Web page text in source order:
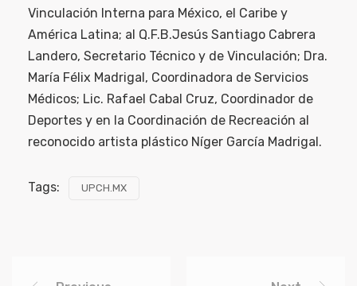
Vinculación Interna para México, el Caribe y
América Latina; al Q.F.B.Jesús Santiago Cabrera
Landero, Secretario Técnico y de Vinculación; Dra.
María Félix Madrigal, Coordinadora de Servicios
Médicos; Lic. Rafael Cabal Cruz, Coordinador de
Deportes y en la Coordinación de Recreación al
reconocido artista plástico Níger García Madrigal.
Tags: UPCH.MX